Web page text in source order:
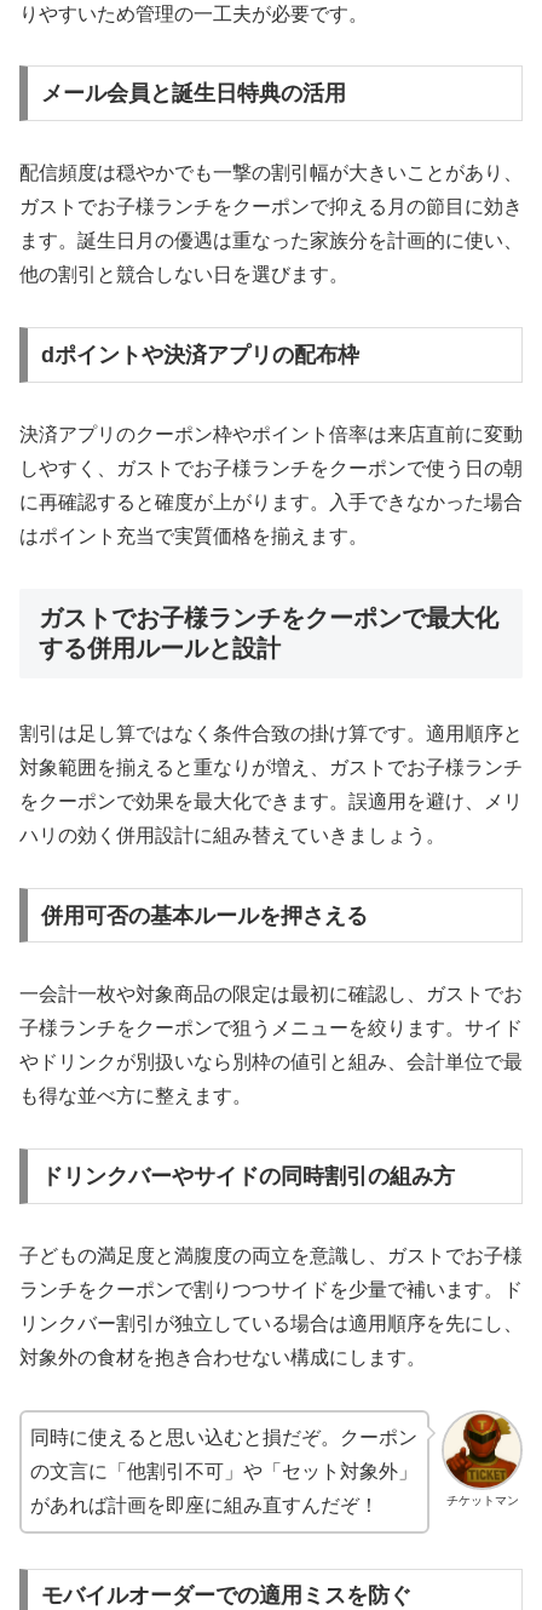
りやすいため管理の一工夫が必要です。
メール会員と誕生日特典の活用
配信頻度は穏やかでも一撃の割引幅が大きいことがあり、
ガストでお子様ランチをクーポンで抑える月の節目に効き
ます。誕生日月の優遇は重なった家族分を計画的に使い、
他の割引と競合しない日を選びます。
dポイントや決済アプリの配布枠
決済アプリのクーポン枠やポイント倍率は来店直前に変動
しやすく、ガストでお子様ランチをクーポンで使う日の朝
に再確認すると確度が上がります。入手できなかった場合
はポイント充当で実質価格を揃えます。
ガストでお子様ランチをクーポンで最大化
する併用ルールと設計
割引は足し算ではなく条件合致の掛け算です。適用順序と
対象範囲を揃えると重なりが増え、ガストでお子様ランチ
をクーポンで効果を最大化できます。誤適用を避け、メリ
ハリの効く併用設計に組み替えていきましょう。
併用可否の基本ルールを押さえる
一会計一枚や対象商品の限定は最初に確認し、ガストでお
子様ランチをクーポンで狙うメニューを絞ります。サイド
やドリンクが別扱いなら別枠の値引と組み、会計単位で最
も得な並べ方に整えます。
ドリンクバーやサイドの同時割引の組み方
子どもの満足度と満腹度の両立を意識し、ガストでお子様
ランチをクーポンで割りつつサイドを少量で補います。ド
リンクバー割引が独立している場合は適用順序を先にし、
対象外の食材を抱き合わせない構成にします。
チケットマン
同時に使えると思い込むと損だぞ。クーポン
の文言に「他割引不可」や「セット対象外」
があれば計画を即座に組み直すんだぞ！
モバイルオーダーでの適用ミスを防ぐ